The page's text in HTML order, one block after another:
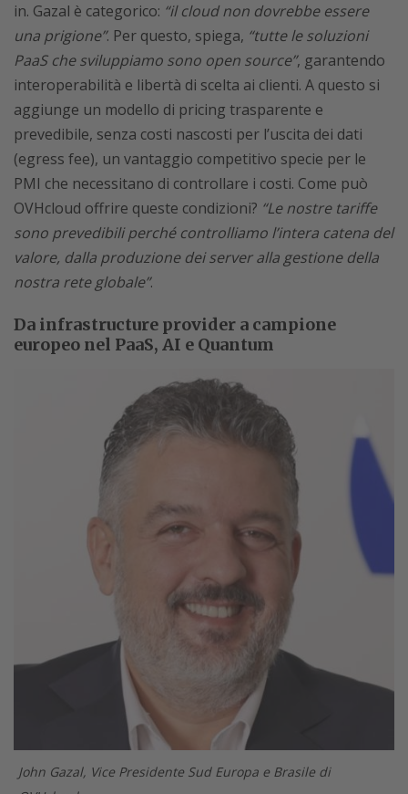
in. Gazal è categorico: “il cloud non dovrebbe essere
una prigione”. Per questo, spiega, “tutte le soluzioni
PaaS che sviluppiamo sono open source”, garantendo
interoperabilità e libertà di scelta ai clienti. A questo si
aggiunge un modello di pricing trasparente e
prevedibile, senza costi nascosti per l’uscita dei dati
(egress fee), un vantaggio competitivo specie per le
PMI che necessitano di controllare i costi. Come può
OVHcloud offrire queste condizioni? “Le nostre tariffe
sono prevedibili perché controlliamo l’intera catena del
valore, dalla produzione dei server alla gestione della
nostra rete globale”.
Da infrastructure provider a campione
europeo nel PaaS, AI e Quantum
John Gazal, Vice Presidente Sud Europa e Brasile di